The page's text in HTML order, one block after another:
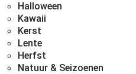
Halloween
Kawaii
Kerst
Lente
Herfst
Natuur & Seizoenen